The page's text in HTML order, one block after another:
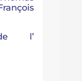
de l’